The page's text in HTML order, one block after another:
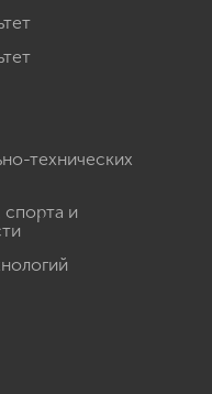
технических
спорта и